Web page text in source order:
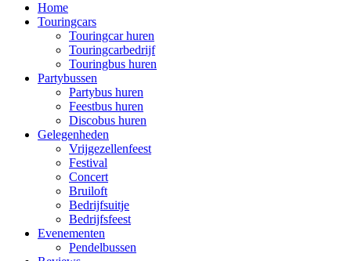
Home
Touringcars
Touringcar huren
Touringcarbedrijf
Touringbus huren
Partybussen
Partybus huren
Feestbus huren
Discobus huren
Gelegenheden
Vrijgezellenfeest
Festival
Concert
Bruiloft
Bedrijfsuitje
Bedrijfsfeest
Evenementen
Pendelbussen